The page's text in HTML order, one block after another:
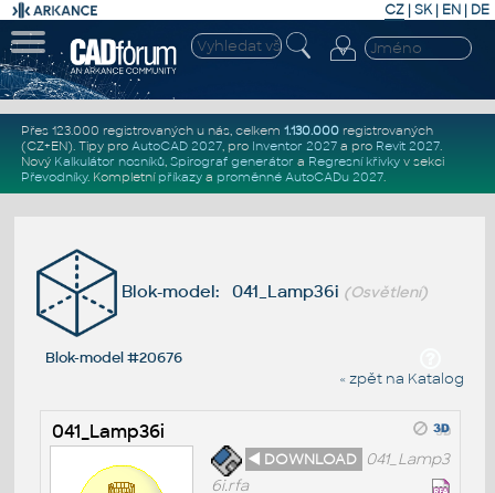
CZ | SK| EN | DE
Přes 123.000 registrovaných u nás, celkem 1.130.000registrovaných
(CZ+EN). Tipy pro AutoCAD 2027, pro Inventor 2027a pro Revit 2027.
Nový Kalkulátor nosníků, Spirograf generátor a Regresní křivkyv sekci
Převodníky. Kompletní příkazya proměnné AutoCADu 2027.
Blok-model: 041_Lamp36i (Osvětlení)
Blok-model #20676
« zpět na Katalog
041_Lamp36i
◄ DOWNLOAD 041_Lamp3
6i.rfa